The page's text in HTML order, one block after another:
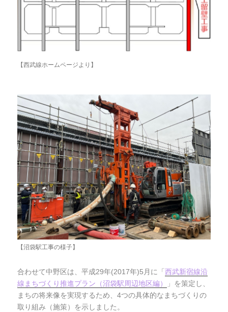
【西武線ホームページより】
【沼袋駅工事の様子】
合わせて中野区は、平成29年(2017年)5月に「西武新宿線沿
線まちづくり推進プラン（沼袋駅周辺地区編）
」を策定し、
まちの将来像を実現するため、4つの具体的なまちづくりの
取り組み（施策）を示しました。